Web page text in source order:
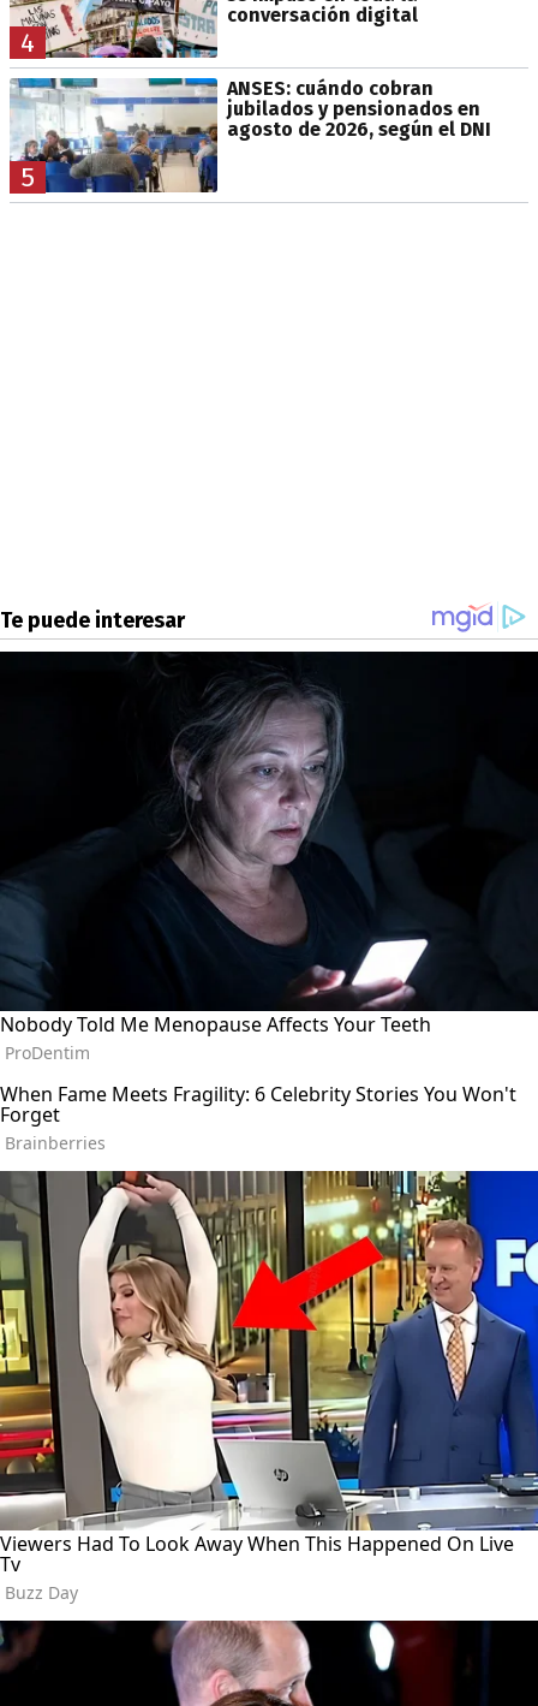
4
conversación digital
5
ANSES: cuándo cobran
jubilados y pensionados en
agosto de 2026, según el DNI